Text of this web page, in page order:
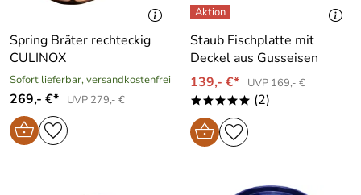
Spring Bräter rechteckig
CULINOX
Sofort lieferbar, versandkostenfrei
269,- €* UVP 279,- €
Staub Fischplatte mit
Deckel aus Gusseisen
139,- €*
UVP 169,- €
***** (2)